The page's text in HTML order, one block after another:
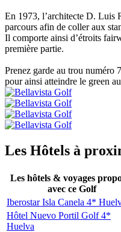
En 1973, l’architecte D. Luis
parcours afin de coller aux
Il comporte ainsi d’étroits
première partie.
Prenez garde au trou numéro
pour ainsi atteindre le green
Les Hôtels à
Les hôtels & voyages
avec ce Golf
Iberostar Isla Canela 4*
Hôtel Nuevo Portil Golf 4*
Huelva